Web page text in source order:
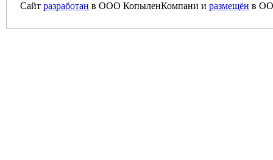
Сайт разработан в ООО КопыленКомпани и размещён в